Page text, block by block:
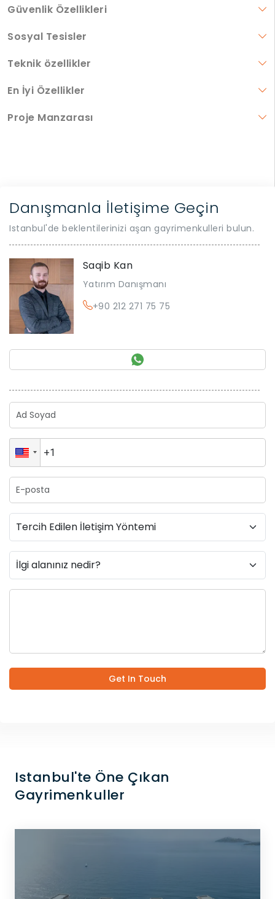
Güvenlik Özellikleri
Sosyal Tesisler
Teknik özellikler
En İyi Özellikler
Proje Manzarası
Danışmanla İletişime Geçin
Istanbul'de beklentilerinizi aşan gayrimenkulleri bulun.
Saqib Kan
Yatırım Danışmanı
+90 212 271 75 75
Get In Touch
Istanbul'te Öne Çıkan
Gayrimenkuller